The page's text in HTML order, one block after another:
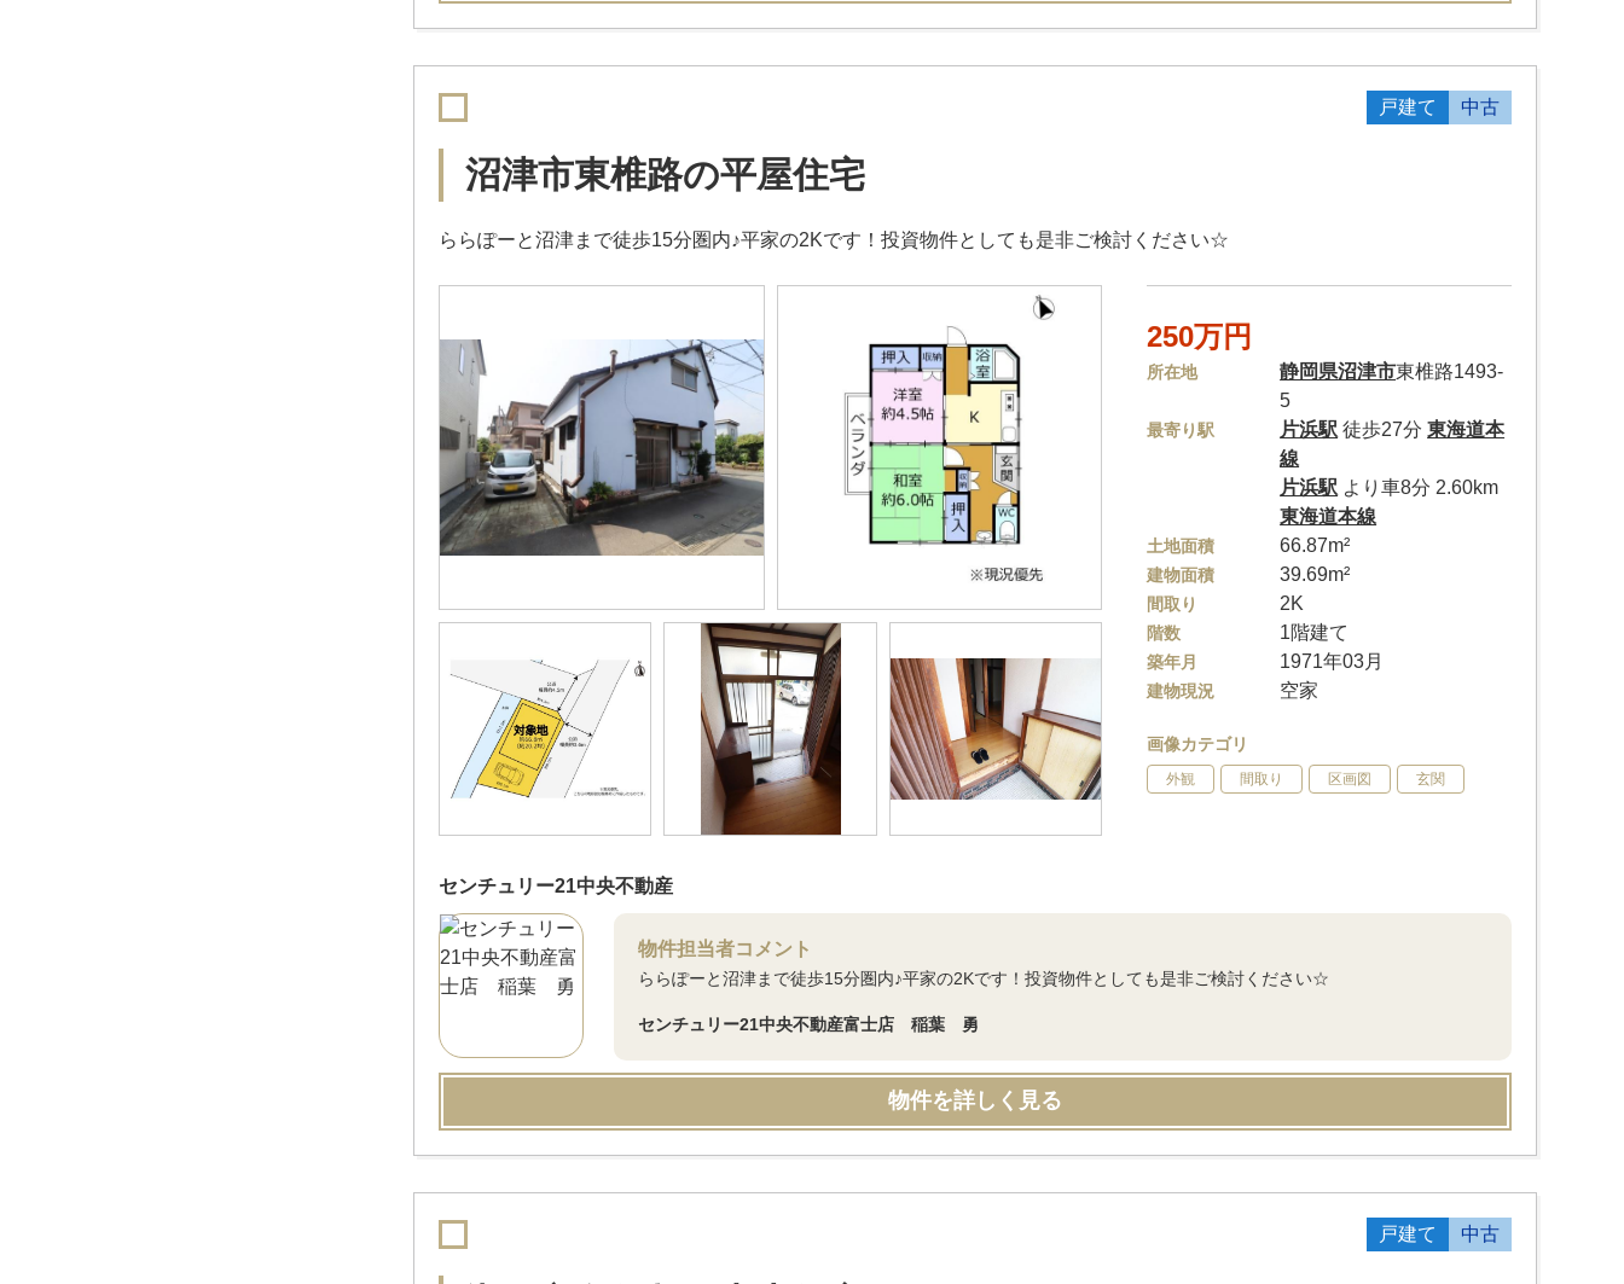
戸建て 中古
沼津市東椎路の平屋住宅
ららぽーと沼津まで徒歩15分圏内♪平家の2Kです！投資物件としても是非ご検討ください☆
250万円
所在地 静岡県沼津市東椎路1493-
5
最寄り駅 片浜駅 徒歩27分東海道本
線
片浜駅 より車8分 2.60km
東海道本線
土地面積 66.87m²
建物面積 39.69m²
間取り 2K
階数 1階建て
築年月 1971年03月
建物現況 空家
画像カテゴリ
外観 間取り 区画図 玄関
センチュリー21中央不動産
物件担当者コメント
ららぽーと沼津まで徒歩15分圏内♪平家の2Kです！投資物件としても是非ご検討ください☆
センチュリー21中央不動産富士店 稲葉 勇
物件を詳しく見る
戸建て 中古